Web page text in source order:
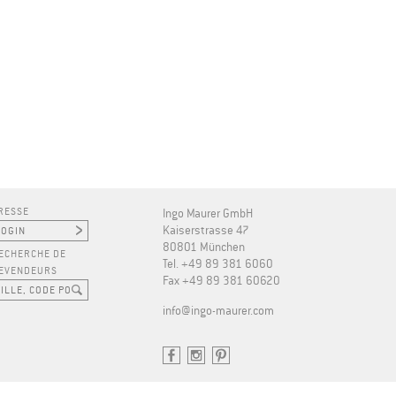
DE
Ingo Maurer GmbH
Kaiserstrasse 47
80801 München
Tel. +49 89 381 6060
Fax +49 89 381 60620
​info@ingo-maurer.com